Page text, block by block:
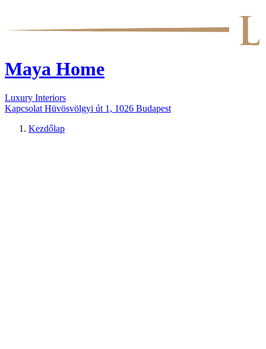
Maya Home
Luxury Interiors
Kapcsolat Hüvösvölgyi út 1, 1026 Budapest
Kezdőlap